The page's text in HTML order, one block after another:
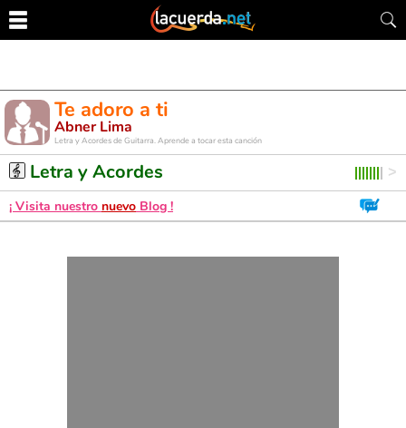
Te adoro a ti
Abner Lima
Letra y Acordes de Guitarra. Aprende a tocar esta canción
Letra y Acordes
¡ Visita nuestro nuevo Blog !